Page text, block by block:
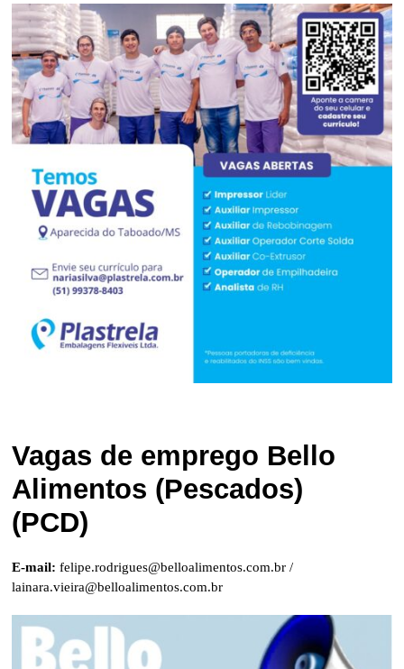
Vagas de emprego Bello
Alimentos (Pescados)
(PCD)
E-mail:felipe.rodrigues@belloalimentos.com.br /
lainara.vieira@belloalimentos.com.br